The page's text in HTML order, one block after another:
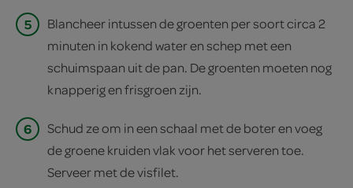
5
Blancheer intussen de groenten per soort circa 2
minuten in kokend water en schep met een
schuimspaan uit de pan. De groenten moeten nog
knapperig en frisgroen zijn.
6
Schud ze om in een schaal met de boter en voeg
de groene kruiden vlak voor het serveren toe.
Serveer met de visfilet.